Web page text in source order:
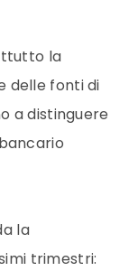
la
delle fonti di
a distinguere
la
trimestri: